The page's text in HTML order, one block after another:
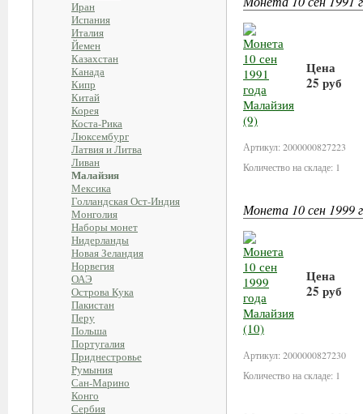
Иран
Испания
Италия
Йемен
Казахстан
Канада
Кипр
Китай
Корея
Коста-Рика
Люксембург
Латвия и Литва
Ливан
Малайзия
Мексика
Голландская Ост-Индия
Монголия
Наборы монет
Нидерланды
Новая Зеландия
Норвегия
ОАЭ
Острова Кука
Пакистан
Перу
Польша
Португалия
Приднестровье
Румыния
Сан-Марино
Конго
Сербия
Цена
25 руб
Артикул: 2000000827223
Количество на складе: 1
Монета 10 сен 1999
Цена
25 руб
Артикул: 2000000827230
Количество на складе: 1